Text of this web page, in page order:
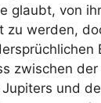
glaubt, von
zu werden,
zwischen
und